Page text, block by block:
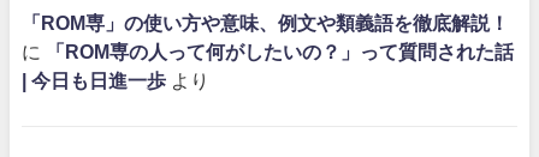
「ROM専」の使い方や意味、例文や類義語を徹底解説！
に
「ROM専の人って何がしたいの？」って質問された話
| 今日も日進一歩 より